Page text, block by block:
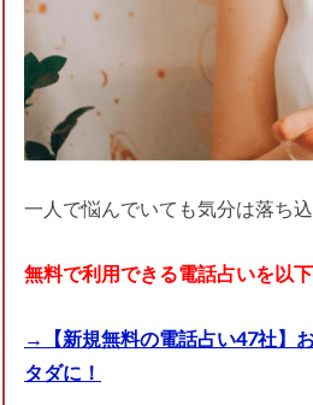
一人で悩んでいても気分は落ち込
無料で利用できる電話占いを以
→【新規無料の電話占い47社】
タダに！